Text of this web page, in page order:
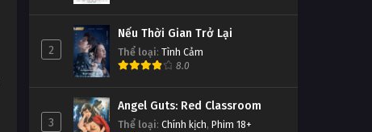
2
Nếu Thời Gian Trở Lại
Thể loại: Tình Cảm
8.0
3
Angel Guts: Red Classroom
Thể loại: Chính kịch, Phim 18+